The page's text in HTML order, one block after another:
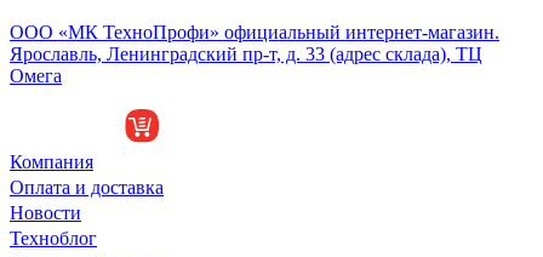
ООО «МК ТехноПрофи» официальный интернет-магазин.
Ярославль, Ленинградский пр-т, д. 33 (адрес склада), ТЦ
Омега
Компания
Оплата и доставка
Новости
Техноблог